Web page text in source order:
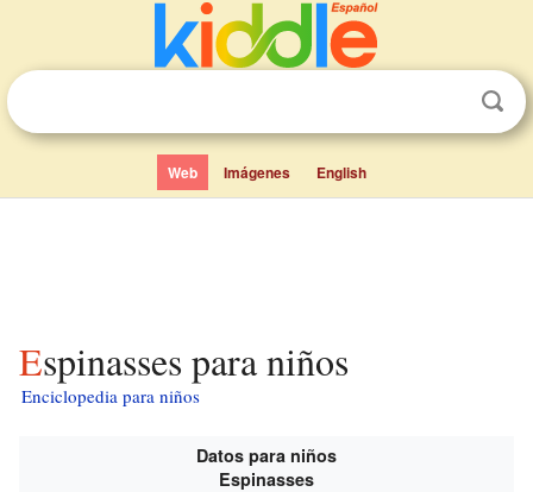
Web Imágenes English
Espinasses para niños
Enciclopedia para niños
Datos para niños
Espinasses